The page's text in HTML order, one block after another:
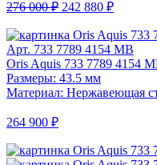
276 000 ₽ 242 880 ₽
Арт. 733 7789 4154 MB
Oris Aquis 733 7789 4154
Размеры: 43.5 мм
Материал: Нержавеющая
264 900 ₽